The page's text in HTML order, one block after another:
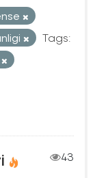
Tags:
43